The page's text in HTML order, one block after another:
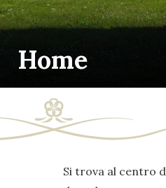
Home
Si trova al centro